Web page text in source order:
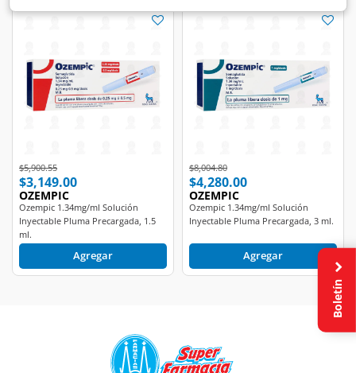
Price reduced from
$5,900.55to
$3,149.00
OZEMPIC
Ozempic 1.34mg/ml Solución
Inyectable Pluma Precargada, 1.5
ml.
Agregar
Price reduced from
$8,004.80to
$4,280.00
OZEMPIC
Ozempic 1.34mg/ml Solución
Inyectable Pluma Precargada, 3 ml.
Agregar
Boletín